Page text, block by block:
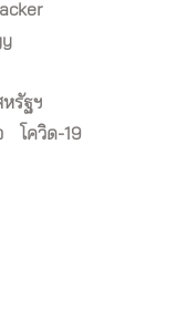
หรัฐฯ
โควิด-19